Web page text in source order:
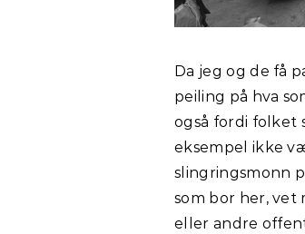
Da jeg og de få
peiling på hva
også fordi folket
eksempel ikke
slingringsmonn
som bor her, vet
eller andre